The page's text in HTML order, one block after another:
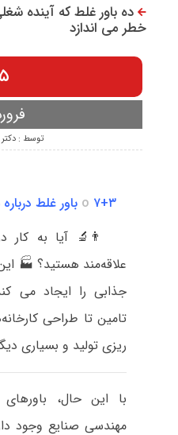
ده باور غلط که آینده
خطر می اندازد
توسط :
۷+۳ باور غلط درباره مشاغل مهندسی صنایع
👨‍🔬 آیا به کار
علاقه‌مند هستید؟ 🏭
جذابی را ایجاد می
تامین تا طراحی
ریزی تولید و بسیاری
با این حال،
مهندسی صنایع وجود